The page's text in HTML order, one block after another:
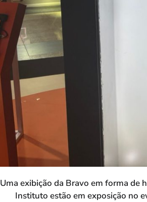
Uma exibição da Bravo em forma de
Instituto estão em exposição no